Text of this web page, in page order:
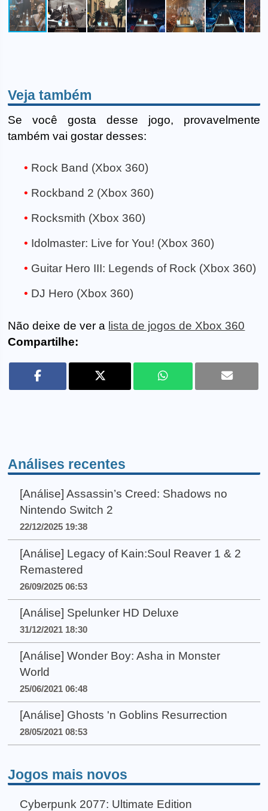
Veja também
Se você gosta desse jogo, provavelmente
também vai gostar desses:
Rock Band (Xbox 360)
Rockband 2 (Xbox 360)
Rocksmith (Xbox 360)
Idolmaster: Live for You! (Xbox 360)
Guitar Hero III: Legends of Rock (Xbox 360)
DJ Hero (Xbox 360)
Não deixe de ver a lista de jogos de Xbox 360
Compartilhe:
Análises recentes
[Análise] Assassin’s Creed: Shadows no
Nintendo Switch 2
22/12/2025 19:38
[Análise] Legacy of Kain:Soul Reaver 1 & 2
Remastered
26/09/2025 06:53
[Análise] Spelunker HD Deluxe
31/12/2021 18:30
[Análise] Wonder Boy: Asha in Monster
World
25/06/2021 06:48
[Análise] Ghosts 'n Goblins Resurrection
28/05/2021 08:53
Jogos mais novos
Cyberpunk 2077: Ultimate Edition